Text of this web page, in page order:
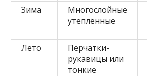
Зима
Многослойные
утеплённые
Лето
Перчатки-
рукавицы или
тонкие